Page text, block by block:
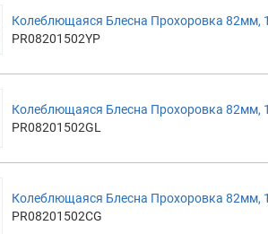
Колеблющаяся Блесна Прохоровка 82мм,
PR08201502YP
Колеблющаяся Блесна Прохоровка 82мм,
PR08201502GL
Колеблющаяся Блесна Прохоровка 82мм,
PR08201502CG